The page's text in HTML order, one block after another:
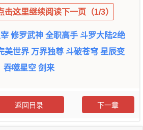
击这里继续阅读下一页（1/3）
修罗武神全职高手 斗罗大陆2绝
美世界 万界独尊 斗破苍穹星辰变
吞噬星空剑来
返回目录 下一章